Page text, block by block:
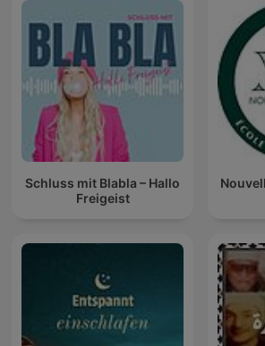
Schluss mit Blabla – Hallo
Freigeist